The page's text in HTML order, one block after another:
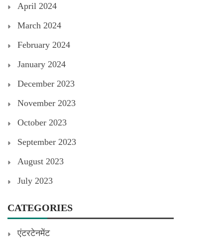
April 2024
March 2024
February 2024
January 2024
December 2023
November 2023
October 2023
September 2023
August 2023
July 2023
CATEGORIES
एंटरटेनमेंट